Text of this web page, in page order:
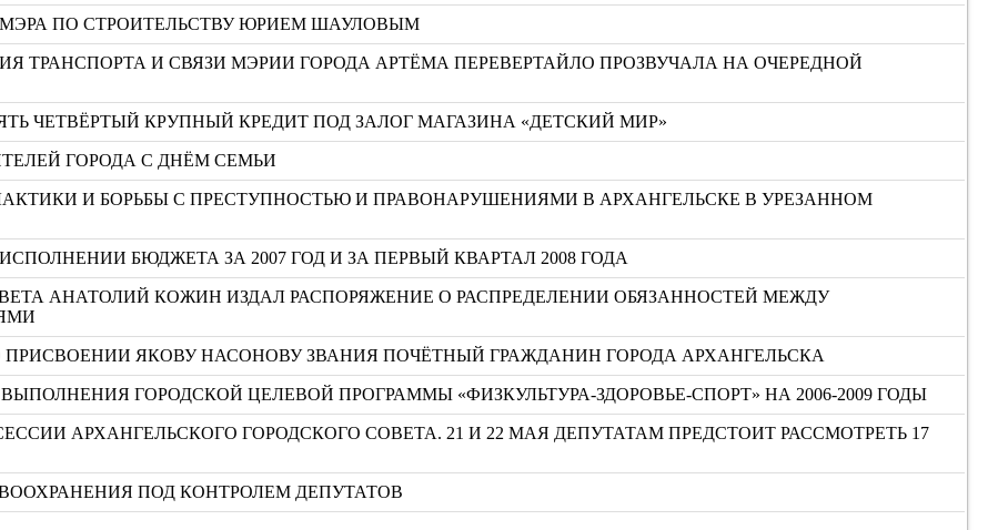
ПО СТРОИТЕЛЬСТВУ ЮРИЕМ ШАУЛОВЫМ
ТРАНСПОРТА И СВЯЗИ МЭРИИ ГОРОДА АРТЁМА ПЕРЕВЕРТАЙЛО ПРОЗВУЧАЛА НА ОЧЕРЕДНОЙ
ЧЕТВЁРТЫЙ КРУПНЫЙ КРЕДИТ ПОД ЗАЛОГ МАГАЗИНА «ДЕТСКИЙ МИР»
ГОРОДА С ДНЁМ СЕМЬИ
И БОРЬБЫ С ПРЕСТУПНОСТЬЮ И ПРАВОНАРУШЕНИЯМИ В АРХАНГЕЛЬСКЕ В УРЕЗАННОМ
БЮДЖЕТА ЗА 2007 ГОД И ЗА ПЕРВЫЙ КВАРТАЛ 2008 ГОДА
АНАТОЛИЙ КОЖИН ИЗДАЛ РАСПОРЯЖЕНИЕ О РАСПРЕДЕЛЕНИИ ОБЯЗАННОСТЕЙ МЕЖДУ
ПРИСВОЕНИИ ЯКОВУ НАСОНОВУ ЗВАНИЯ ПОЧЁТНЫЙ ГРАЖДАНИН ГОРОДА АРХАНГЕЛЬСКА
ГОРОДСКОЙ ЦЕЛЕВОЙ ПРОГРАММЫ «ФИЗКУЛЬТУРА-ЗДОРОВЬЕ-СПОРТ» НА 2006-2009 ГОДЫ
АРХАНГЕЛЬСКОГО ГОРОДСКОГО СОВЕТА. 21 И 22 МАЯ ДЕПУТАТАМ ПРЕДСТОИТ РАССМОТРЕТЬ 17
ПОД КОНТРОЛЕМ ДЕПУТАТОВ